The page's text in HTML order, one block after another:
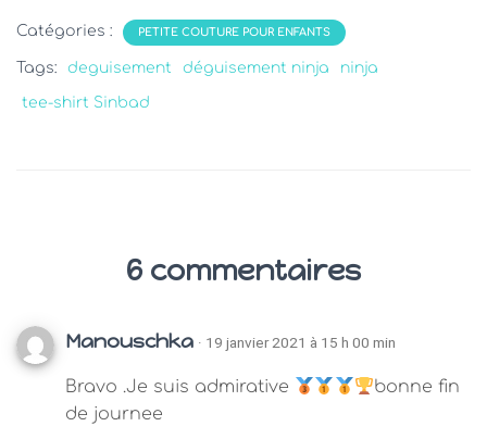
Catégories : PETITE COUTURE POUR ENFANTS
Tags: deguisement déguisement ninja ninja
tee-shirt Sinbad
6 commentaires
Manouschka · 19 janvier 2021 à 15 h 00 min
Bravo .Je suis admirative
bonne fin
de journee